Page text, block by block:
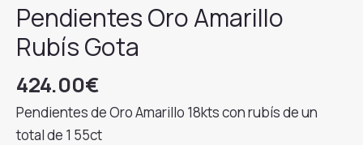
Pendientes Oro Amarillo
Rubís Gota
424.00€
Pendientes de Oro Amarillo 18kts con rubís de un
total de 1 55ct